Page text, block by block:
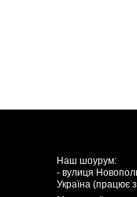
Наш шоурум:
- вулиця
Україна (працює